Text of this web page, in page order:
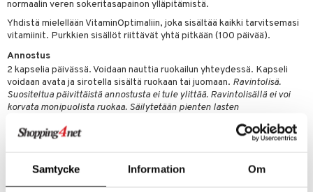
Samtycke Information Om
normaalin veren sokeritasapainon ylläpitämistä.
Yhdistä mielellään VitaminOptimaliin, joka sisältää kaikki tarvitsemasi
vitamiinit. Purkkien sisällöt riittävät yhtä pitkään (100 päivää).
Annostus
2 kapselia päivässä. Voidaan nauttia ruokailun yhteydessä. Kapseli
voidaan avata ja sirotella sisältä ruokaan tai juomaan. Ravintolisä.
Suositeltua päivittäistä annostusta ei tule ylittää. Ravintolisällä ei voi
korvata monipuolista ruokaa. Säilytetään pienten lasten
Ainesosat
rautafumaraatti, sinkkisitraatti, hivenaineet (OmniMin™),
seleenimetioniini, mangaanisitraatti, piidioksidi bambu-uutteesta